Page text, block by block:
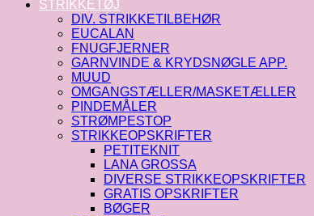
STRIKKETØJ
DIV. STRIKKETILBEHØR
EUCALAN
FNUGFJERNER
GARNVINDE & KRYDSNØGLE APP.
MUUD
OMGANGSTÆLLER/MASKETÆLLER
PINDEMÅLER
STRØMPESTOP
STRIKKEOPSKRIFTER
PETITEKNIT
LANA GROSSA
DIVERSE STRIKKEOPSKRIFTER
GRATIS OPSKRIFTER
BØGER